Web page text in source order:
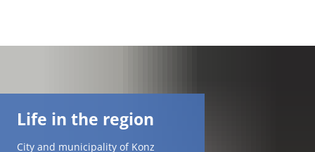
Life in the region
City and municipality of Konz